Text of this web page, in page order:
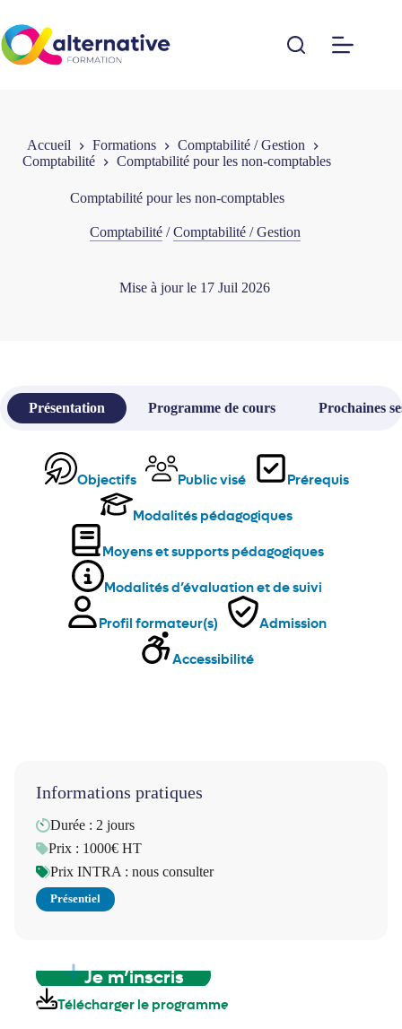
contenu
Accueil Formations
Comptabilité / Gestion
Comptabilité
Comptabilité pour les non-comptables
Comptabilité pour les non-comptables
Comptabilité/Comptabilité / Gestion
Mise à jour le 17 Juil 2026
Présentation Programme de cours Prochaines
Objectifs Public visé Prérequis
Modalités pédagogiques
Moyens et supports pédagogiques
Modalités d’évaluation et de suivi
Profil formateur(s) Admission
Accessibilité
Informations pratiques
Durée : 2 jours
Prix : 1000€ HT
Prix INTRA : nous consulter
Présentiel
Je m’inscris
Télécharger le programme